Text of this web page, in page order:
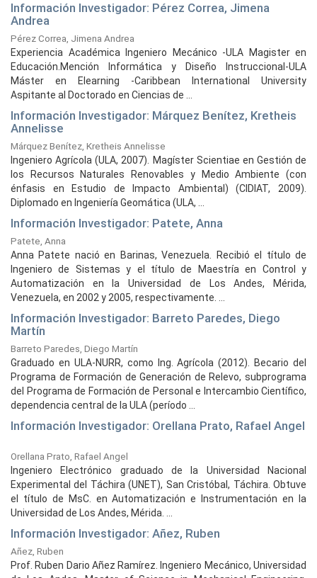
Información Investigador: Pérez Correa, Jimena
Andrea
Pérez Correa, Jimena Andrea
Experiencia Académica Ingeniero Mecánico -ULA Magister en
Educación.Mención Informática y Diseño Instruccional-ULA
Máster en Elearning -Caribbean International University
Aspitante al Doctorado en Ciencias de ...
Información Investigador: Márquez Benítez, Kretheis
Annelisse
Márquez Benítez, Kretheis Annelisse
Ingeniero Agrícola (ULA, 2007). Magíster Scientiae en Gestión de
los Recursos Naturales Renovables y Medio Ambiente (con
énfasis en Estudio de Impacto Ambiental) (CIDIAT, 2009).
Diplomado en Ingeniería Geomática (ULA, ...
Información Investigador: Patete, Anna
Patete, Anna
Anna Patete nació en Barinas, Venezuela. Recibió el título de
Ingeniero de Sistemas y el título de Maestría en Control y
Automatización en la Universidad de Los Andes, Mérida,
Venezuela, en 2002 y 2005, respectivamente. ...
Información Investigador: Barreto Paredes, Diego
Martín
Barreto Paredes, Diego Martín
Graduado en ULA-NURR, como Ing. Agrícola (2012). Becario del
Programa de Formación de Generación de Relevo, subprograma
del Programa de Formación de Personal e Intercambio Científico,
dependencia central de la ULA (período ...
Información Investigador: Orellana Prato, Rafael Angel
Orellana Prato, Rafael Angel
Ingeniero Electrónico graduado de la Universidad Nacional
Experimental del Táchira (UNET), San Cristóbal, Táchira. Obtuve
el título de MsC. en Automatización e Instrumentación en la
Universidad de Los Andes, Mérida. ...
Información Investigador: Añez, Ruben
Añez, Ruben
Prof. Ruben Dario Añez Ramírez. Ingeniero Mecánico, Universidad